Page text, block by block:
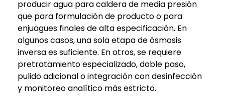
producir agua para caldera de media presión
que para formulación de producto o para
enjuagues finales de alta especificación. En
algunos casos, una sola etapa de ósmosis
inversa es suficiente. En otros, se requiere
pretratamiento especializado, doble paso,
pulido adicional o integración con desinfección
y monitoreo analítico más estricto.